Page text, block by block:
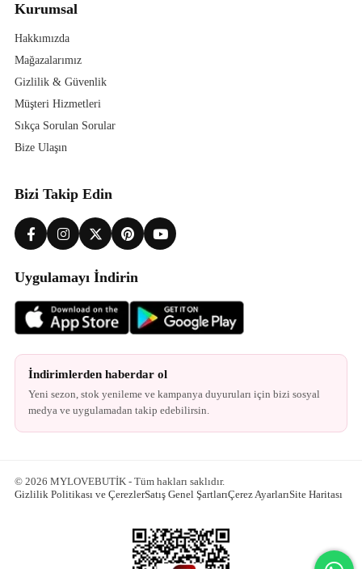
Kurumsal
Hakkımızda
Mağazalarımız
Gizlilik & Güvenlik
Müşteri Hizmetleri
Sıkça Sorulan Sorular
Bize Ulaşın
Bizi Takip Edin
Uygulamayı İndirin
İndirimlerden haberdar ol
Yeni sezon, stok yenileme ve kampanya duyuruları için bizi sosyal
medya ve uygulamadan takip edebilirsin.
© 2026 MYLOVEBUTİK - Tüm hakları saklıdır.
Gizlilik Politikası ve ÇerezlerSatış Genel ŞartlarıÇerez AyarlarıSite Haritası